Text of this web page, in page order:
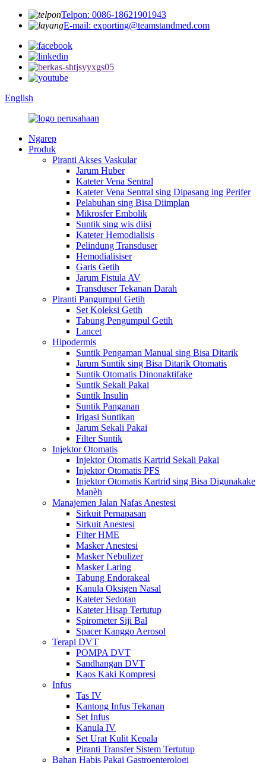
Telpon: 0086-18621901943
E-mail: exporting@teamstandmed.com
English
Ngarep
Produk
Piranti Akses Vaskular
Jarum Huber
Kateter Vena Sentral
Kateter Vena Sentral sing Dipasang ing Perifer
Pelabuhan sing Bisa Diimplan
Mikrosfer Embolik
Suntik sing wis diisi
Kateter Hemodialisis
Pelindung Transduser
Hemodialisiser
Garis Getih
Jarum Fistula AV
Transduser Tekanan Darah
Piranti Pangumpul Getih
Set Koleksi Getih
Tabung Pengumpul Getih
Lancet
Hipodermis
Suntik Pengaman Manual sing Bisa Ditarik
Jarum Suntik sing Bisa Ditarik Otomatis
Suntik Otomatis Dinonaktifake
Suntik Sekali Pakai
Suntik Insulin
Suntik Panganan
Irigasi Suntikan
Jarum Sekali Pakai
Filter Suntik
Injektor Otomatis
Injektor Otomatis Kartrid Sekali Pakai
Injektor Otomatis PFS
Injektor Otomatis Kartrid sing Bisa Digunakake
Manèh
Manajemen Jalan Nafas Anestesi
Sirkuit Pernapasan
Sirkuit Anestesi
Filter HME
Masker Anestesi
Masker Nebulizer
Masker Laring
Tabung Endorakeal
Kanula Oksigen Nasal
Kateter Sedotan
Kateter Hisap Tertutup
Spirometer Siji Bal
Spacer Kanggo Aerosol
Terapi DVT
POMPA DVT
Sandhangan DVT
Kaos Kaki Kompresi
Infus
Tas IV
Kantong Infus Tekanan
Set Infus
Kanula IV
Set Urat Kulit Kepala
Piranti Transfer Sistem Tertutup
Bahan Habis Pakai Gastroenterologi